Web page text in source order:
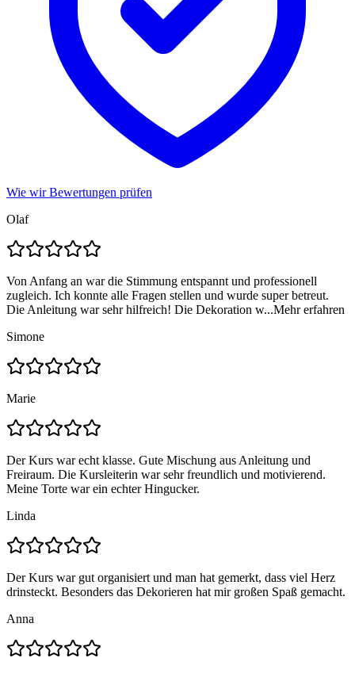
Wie wir Bewertungen prüfen
Olaf
Von Anfang an war die Stimmung entspannt und professionell
zugleich. Ich konnte alle Fragen stellen und wurde super betreut.
Die Anleitung war sehr hilfreich! Die Dekoration w...Mehr erfahren
Simone
Marie
Der Kurs war echt klasse. Gute Mischung aus Anleitung und
Freiraum. Die Kursleiterin war sehr freundlich und motivierend.
Meine Torte war ein echter Hingucker.
Linda
Der Kurs war gut organisiert und man hat gemerkt, dass viel Herz
drinsteckt. Besonders das Dekorieren hat mir großen Spaß gemacht.
Anna